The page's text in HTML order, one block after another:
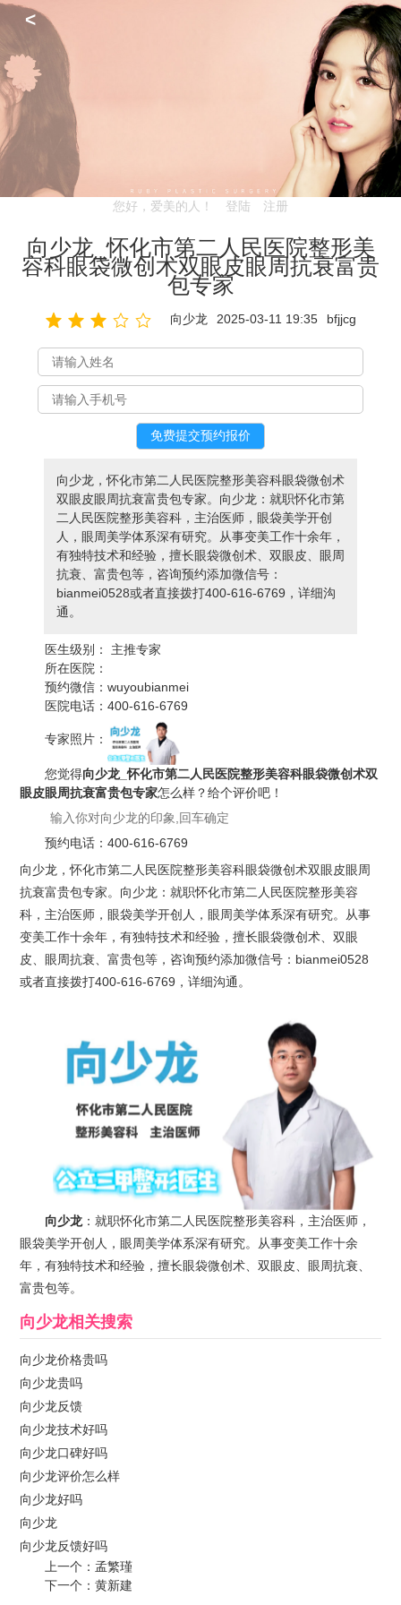
<
您好，爱美的人！ 登陆 注册
向少龙_怀化市第二人民医院整形美
容科眼袋微创术双眼皮眼周抗衰富贵
包专家
向少龙 2025-03-11 19:35 bfjjcg
向少龙，怀化市第二人民医院整形美容科眼袋微创术
双眼皮眼周抗衰富贵包专家。向少龙：就职怀化市第
二人民医院整形美容科，主治医师，眼袋美学开创
人，眼周美学体系深有研究。从事变美工作十余年，
有独特技术和经验，擅长眼袋微创术、双眼皮、眼周
抗衰、富贵包等，咨询预约添加微信号：
bianmei0528或者直接拨打400-616-6769，详细沟
通。
医生级别：
主推专家
所在医院：
预约微信：wuyoubianmei
医院电话：400-616-6769
专家照片：
您觉得向少龙_怀化市第二人民医院整形美容科眼袋微创术双
眼皮眼周抗衰富贵包专家怎么样？给个评价吧！
预约电话：400-616-6769
向少龙，怀化市第二人民医院整形美容科眼袋微创术双眼皮眼周
抗衰富贵包专家。向少龙：就职怀化市第二人民医院整形美容
科，主治医师，眼袋美学开创人，眼周美学体系深有研究。从事
变美工作十余年，有独特技术和经验，擅长眼袋微创术、双眼
皮、眼周抗衰、富贵包等，咨询预约添加微信号：bianmei0528
或者直接拨打400-616-6769，详细沟通。
向少龙 ：就职怀化市第二人民医院整形美容科，主治医师，
眼袋美学开创人，眼周美学体系深有研究。从事变美工作十余
年，有独特技术和经验，擅长眼袋微创术、双眼皮、眼周抗衰、
富贵包等。
向少龙相关搜索
向少龙价格贵吗
向少龙贵吗
向少龙反馈
向少龙技术好吗
向少龙口碑好吗
向少龙评价怎么样
向少龙好吗
向少龙
向少龙反馈好吗
上一个：孟繁瑾
下一个：黄新建